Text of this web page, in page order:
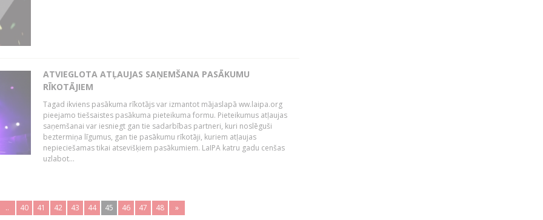
ATVIEGLOTA ATĻAUJAS SAŅEMŠANA PASĀKUMU
RĪKOTĀJIEM
Tagad ikviens pasākuma rīkotājs var izmantot mājaslapā ww.laipa.org
pieejamo tiešsaistes pasākuma pieteikuma formu. Pieteikumus atļaujas
saņemšanai var iesniegt gan tie sadarbības partneri, kuri noslēguši
beztermiņa līgumus, gan tie pasākumu rīkotāji, kuriem atļaujas
nepieciešamas tikai atsevišķiem pasākumiem. LaIPA katru gadu cenšas
uzlabot...
.. 40 41 42 43 44 45 46 47 48 »